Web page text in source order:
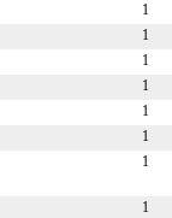
1
1
1
1
1
1
1
1